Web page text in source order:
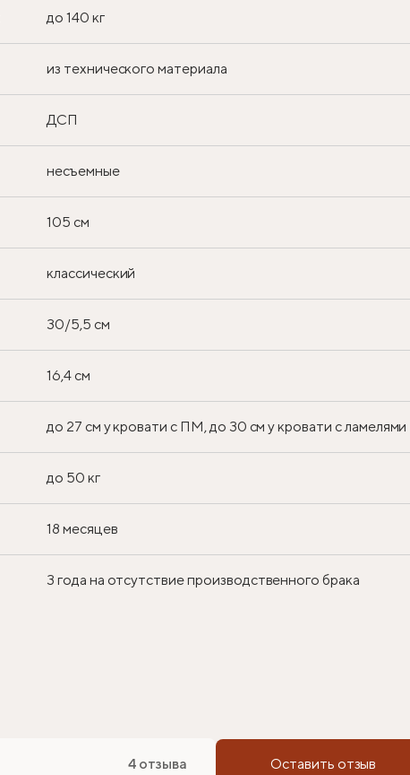
до 140 кг
из технического материала
ДСП
несъемные
105 см
классический
30/5,5 см
16,4 см
до 27 см у кровати с ПМ, до 30 см у кровати с ламелями
до 50 кг
18 месяцев
3 года на отсутствие производственного брака
4 отзыва Оставить отзыв